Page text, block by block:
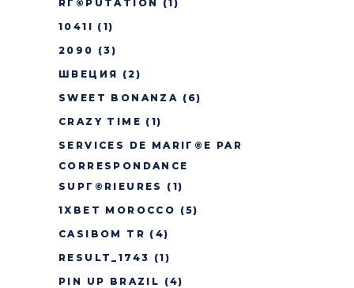
RГ©PUTATION
(1)
1041I (1)
2090 (3)
ШВЕЦИЯ (2)
SWEET BONANZA (6)
CRAZY TIME (1)
SERVICES DE MARIГ©E PAR
CORRESPONDANCE
SUPГ©RIEURES
(1)
1XBET MOROCCO (5)
CASIBOM TR (4)
RESULT_1743 (1)
PIN UP BRAZIL (4)